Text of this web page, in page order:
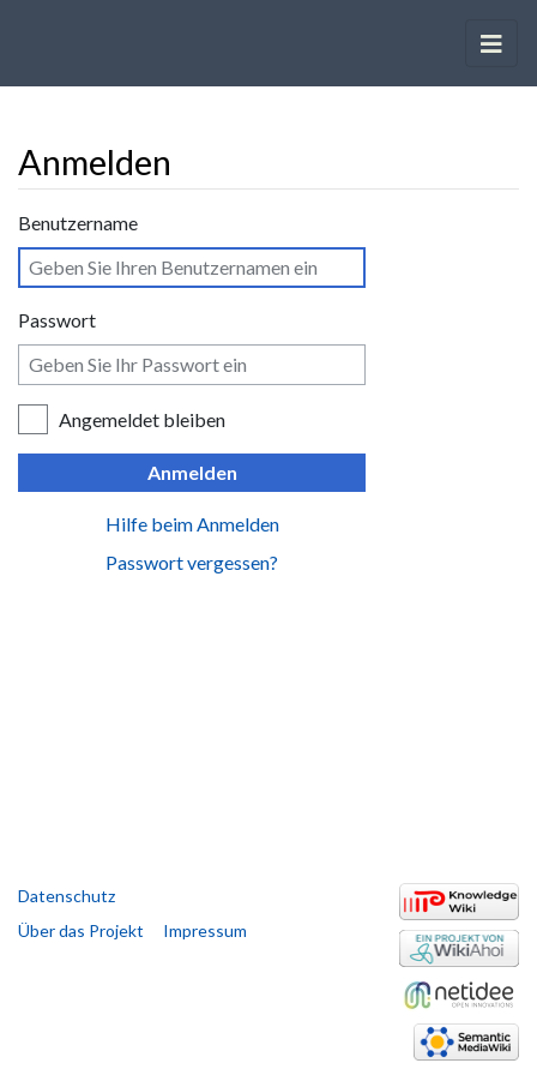
Anmelden
Wechseln zu:Navigation
Benutzername
Passwort
Angemeldet bleiben
Anmelden
Hilfe beim Anmelden
Passwort vergessen?
Datenschutz
Über das Projekt
Impressum